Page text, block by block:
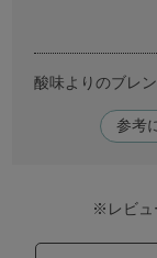
酸味よりのブレン
参考
※レビュ